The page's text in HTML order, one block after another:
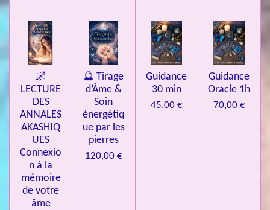
🌌
LECTURE
DES
ANNALES
AKASHIQ
UES
Connexio
n à la
mémoire
de votre
âme
🔮 Tirage
d’Âme &
Soin
énergétiq
ue par les
pierres
120,00 €
Guidance
30 min
45,00 €
Guidance
Oracle 1h
70,00 €